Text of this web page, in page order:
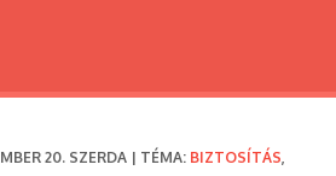
20. SZERDA | TÉMA: BIZTOSÍTÁS